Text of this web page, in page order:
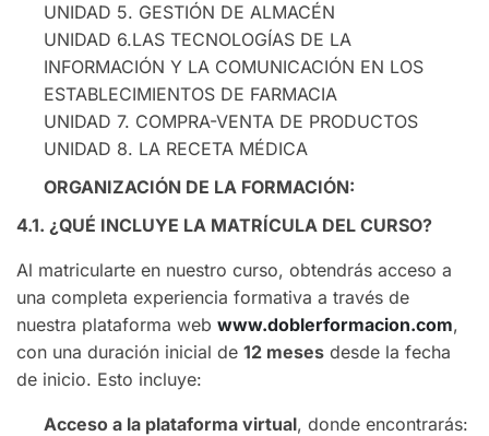
UNIDAD 5. GESTIÓN DE ALMACÉN
UNIDAD 6.LAS TECNOLOGÍAS DE LA
INFORMACIÓN Y LA COMUNICACIÓN EN LOS
ESTABLECIMIENTOS DE FARMACIA
UNIDAD 7. COMPRA-VENTA DE PRODUCTOS
UNIDAD 8. LA RECETA MÉDICA
ORGANIZACIÓN DE LA FORMACIÓN:
4.1. ¿QUÉ INCLUYE LA MATRÍCULA DEL CURSO?
Al matricularte en nuestro curso, obtendrás acceso a
una completa experiencia formativa a través de
nuestra plataforma web www.doblerformacion.com,
con una duración inicial de 12 meses desde la fecha
de inicio. Esto incluye:
Acceso a la plataforma virtual, donde encontrarás: